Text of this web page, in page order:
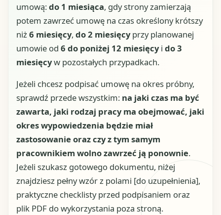
umową:do 1 miesiąca, gdy strony zamierzają
potem zawrzeć umowę na czas określony krótszy
niż 6 miesięcy, do 2 miesięcyprzy planowanej
umowie od 6 do poniżej 12 miesięcyi do 3
miesięcyw pozostałych przypadkach.
Jeżeli chcesz podpisać umowę na okres próbny,
sprawdź przede wszystkim: na jaki czas ma być
zawarta, jaki rodzaj pracy ma obejmować, jaki
okres wypowiedzenia będzie miał
zastosowanie oraz czy z tym samym
pracownikiem wolno zawrzeć ją ponownie.
Jeżeli szukasz gotowego dokumentu, niżej
znajdziesz pełny wzór z polami [do uzupełnienia],
praktyczne checklisty przed podpisaniem oraz
plik PDF do wykorzystania poza stroną.